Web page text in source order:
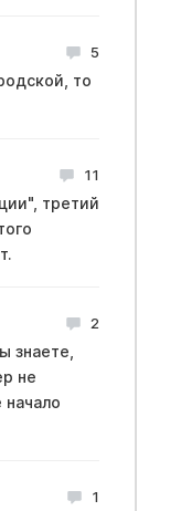
5
то
11
третий
2
знаете,
не
1